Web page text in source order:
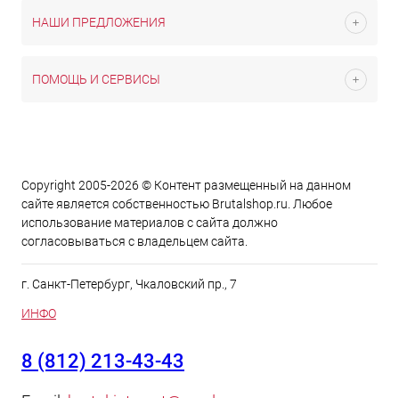
НАШИ ПРЕДЛОЖЕНИЯ
ПОМОЩЬ И СЕРВИСЫ
Copyright 2005-2026 © Контент размещенный на данном
сайте является cобственностью Brutalshop.ru. Любое
использование материалов с сайта должно
согласовываться с владельцем сайта.
г. Санкт-Петербург, Чкаловский пр., 7
ИНФО
8 (812) 213-43-43